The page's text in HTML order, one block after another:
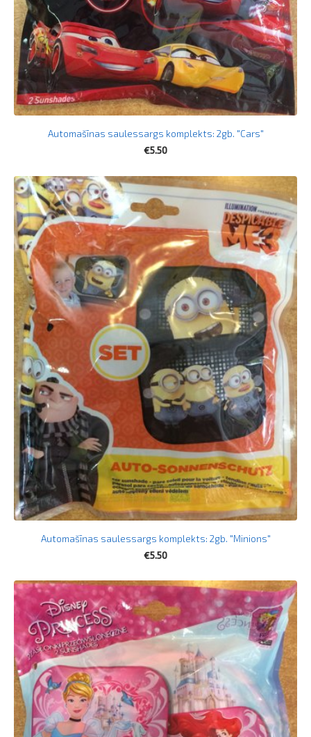
Automašīnas saulessargs komplekts: 2gb. "Cars"
€5.50
Automašīnas saulessargs komplekts: 2gb. "Minions"
€5.50